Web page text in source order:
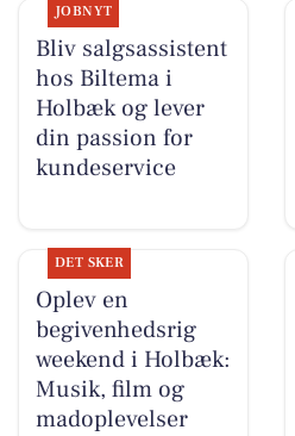
JOBNYT
Bliv salgsassistent
hos Biltema i
Holbæk og lever
din passion for
kundeservice
DET SKER
Oplev en
begivenhedsrig
weekend i Holbæk:
Musik, film og
madoplevelser